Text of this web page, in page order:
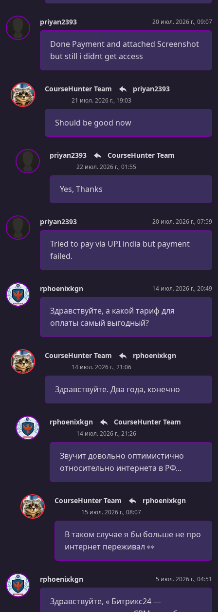
priyan2393 20 июл. 2026 г., 09:07
Done Payment and attached Screenshot
but still i didnt get access
CourseHunter Team priyan2393
21 июл. 2026 г., 19:03
Should be good now
priyan2393 CourseHunter Team
22 июл. 2026 г., 01:55
Yes, Thanks
priyan2393 20 июл. 2026 г., 07:59
Tried to pay via UPI india but payment
failed.
rphoenixkgn 14 июл. 2026 г., 20:49
Здравствуйте, а какой тариф для
оплаты самый выгодный?
CourseHunter Team rphoenixkgn
14 июл. 2026 г., 21:06
Здравствуйте. Два года, конечно
rphoenixkgn CourseHunter Team
14 июл. 2026 г., 21:26
Звучит довольно оптимистично
относительно интернета в РФ...
CourseHunter Team rphoenixkgn
15 июл. 2026 г., 08:07
В таком случае я бы больше не про
интернет переживал 👀
rphoenixkgn 5 июл. 2026 г., 04:51
Здравствуйте, « Битрикс24 —